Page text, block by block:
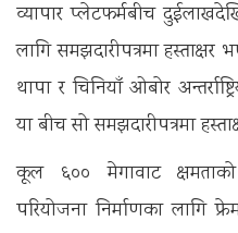
व्यापार प्लेटफर्मबीच
लागि समझदारीपत्रमा
थापा र चिनियाँ ओबोर
या बीच सो समझदारीपत्रमा
कूल ६०० मेगावाट क्षमताको
परियोजना निर्माणका लागि